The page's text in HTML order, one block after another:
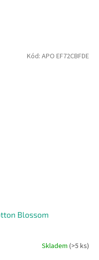
Blossom
Skladem (>5 ks)
Kód: APO EF72CBFDE